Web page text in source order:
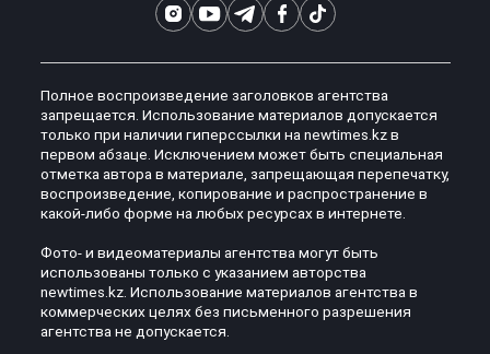
Полное воспроизведение заголовков агентства
запрещается. Использование материалов допускается
только при наличии гиперссылки на newtimes.kz в
первом абзаце. Исключением может быть специальная
отметка автора в материале, запрещающая перепечатку,
воспроизведение, копирование и распространение в
какой-либо форме на любых ресурсах в интернете.
Фото- и видеоматериалы агентства могут быть
использованы только с указанием авторства
newtimes.kz. Использование материалов агентства в
коммерческих целях без письменного разрешения
агентства не допускается.